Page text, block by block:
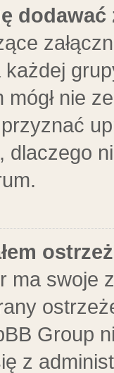
dodawać
każdej
nie
dlaczego
ma swoje
Group
z